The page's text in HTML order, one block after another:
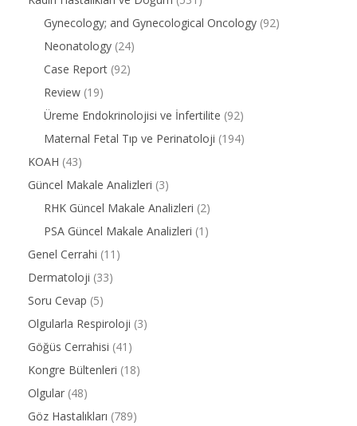
Gynecology; and Gynecological Oncology (92)
Neonatology (24)
Case Report (92)
Review (19)
Üreme Endokrinolojisi ve İnfertilite (92)
Maternal Fetal Tıp ve Perinatoloji (194)
KOAH (43)
Güncel Makale Analizleri (3)
RHK Güncel Makale Analizleri (2)
PSA Güncel Makale Analizleri (1)
Genel Cerrahi (11)
Dermatoloji (33)
Soru Cevap (5)
Olgularla Respiroloji (3)
Göğüs Cerrahisi (41)
Kongre Bültenleri (18)
Olgular (48)
Göz Hastalıkları (789)